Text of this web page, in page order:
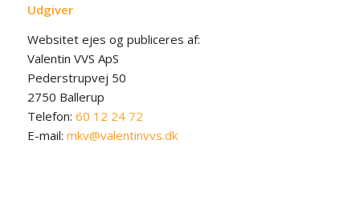
Udgiver
Websitet ejes og publiceres af:
Valentin VVS ApS
Pederstrupvej 50
2750 Ballerup
Telefon: 60 12 24 72
E-mail: mkv@valentinvvs.dk